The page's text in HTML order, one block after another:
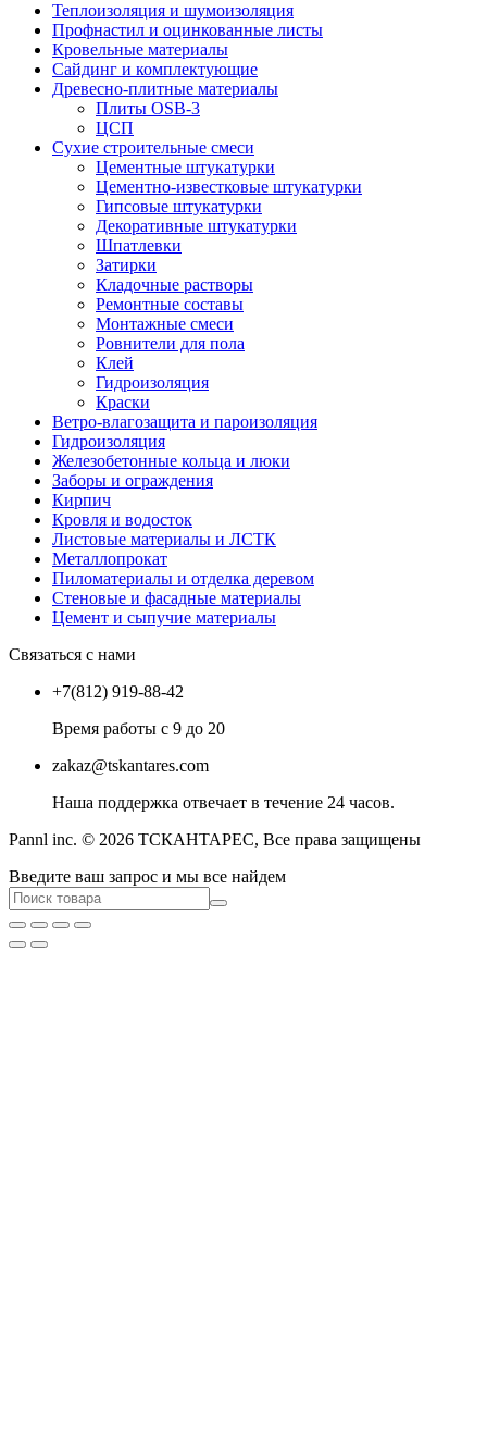
Теплоизоляция и шумоизоляция
Профнастил и оцинкованные листы
Кровельные материалы
Сайдинг и комплектующие
Древесно-плитные материалы
Плиты OSB-3
ЦСП
Сухие строительные смеси
Цементные штукатурки
Цементно-известковые штукатурки
Гипсовые штукатурки
Декоративные штукатурки
Шпатлевки
Затирки
Кладочные растворы
Ремонтные составы
Монтажные смеси
Ровнители для пола
Клей
Гидроизоляция
Краски
Ветро-влагозащита и пароизоляция
Гидроизоляция
Железобетонные кольца и люки
Заборы и ограждения
Кирпич
Кровля и водосток
Листовые материалы и ЛСТК
Металлопрокат
Пиломатериалы и отделка деревом
Стеновые и фасадные материалы
Цемент и сыпучие материалы
Связаться с нами
+7(812) 919-88-42
Время работы с 9 до 20
zakaz@tskantares.com
Наша поддержка отвечает в течение 24 часов.
Pannl inc. © 2026 ТСКАНТАРЕС, Все права защищены
Введите ваш запрос и мы все найдем